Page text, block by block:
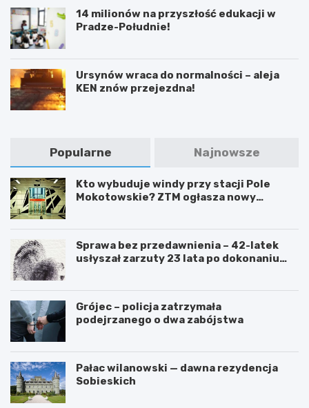
14 milionów na przyszłość edukacji w
Pradze-Południe!
Ursynów wraca do normalności – aleja
KEN znów przejezdna!
Popularne Najnowsze
Kto wybuduje windy przy stacji Pole
Mokotowskie? ZTM ogłasza nowy
Sprawa bez przedawnienia – 42-latek
usłyszał zarzuty 23 lata po dokonaniu
Grójec – policja zatrzymała
podejrzanego o dwa zabójstwa
Pałac wilanowski — dawna rezydencja
Sobieskich